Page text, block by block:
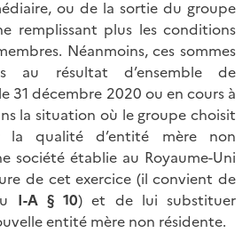
ou de la sortie du groupe
remplissant plus les conditions
Néanmoins, ces sommes
au résultat d’ensemble de
31 décembre 2020 ou en cours à
la situation où le groupe choisit
la qualité d’entité mère non
société établie au Royaume-Uni
de cet exercice (il convient de
I-A § 10) et de lui substituer
entité mère non résidente.